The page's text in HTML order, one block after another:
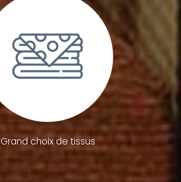
Grand choix de tissus